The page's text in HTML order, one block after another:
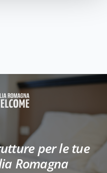
per le tue
Romagna